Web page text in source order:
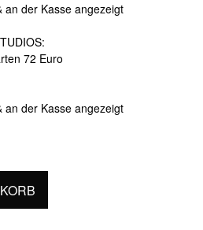
an der Kasse angezeigt
72 Euro
an der Kasse angezeigt